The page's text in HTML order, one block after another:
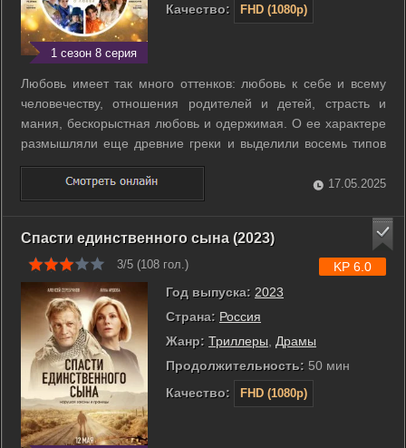
1 сезон 8 серия
Качество:
FHD (1080p)
Любовь имеет так много оттенков: любовь к себе и всему
человечеству, отношения родителей и детей, страсть и
мания, бескорыстная любовь и одержимая. О ее характере
размышляли еще древние греки и выделили восемь типов
любви. Каждая серия - это история о разных гранях одного
всеобъемлющего чувства. ...
17.05.2025
Спасти единственного сына (2023)
3/5 (108 гол.)
Год выпуска: 2023
Страна: Россия
Жанр: Триллеры
Драмы
Продолжительность: 50 мин
Качество:
FHD (1080p)
KP 6.0